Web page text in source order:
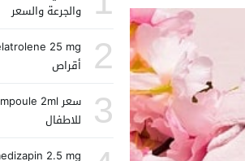
والجرعة والسعر
2
أقراص
3
للاطفال